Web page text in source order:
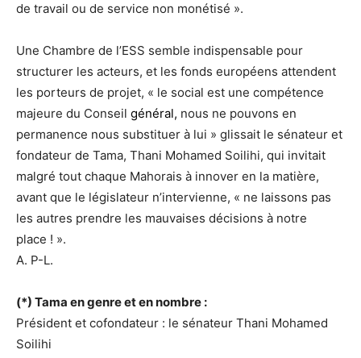
de travail ou de service non monétisé ».
Une Chambre de l’ESS semble indispensable pour
structurer les acteurs, et les fonds européens attendent
les porteurs de projet, « le social est une compétence
majeure du Conseil général, nous ne pouvons en
permanence nous substituer à lui » glissait le sénateur et
fondateur de Tama, Thani Mohamed Soilihi, qui invitait
malgré tout chaque Mahorais à innover en la matière,
avant que le législateur n’intervienne, « ne laissons pas
les autres prendre les mauvaises décisions à notre
place ! ».
A. P-L.
(*) Tama en genre et en nombre :
Président et cofondateur : le sénateur Thani Mohamed
Soilihi